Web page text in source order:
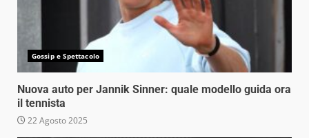
Gossip e Spettacolo
Nuova auto per Jannik Sinner: quale modello guida ora
il tennista
22 Agosto 2025